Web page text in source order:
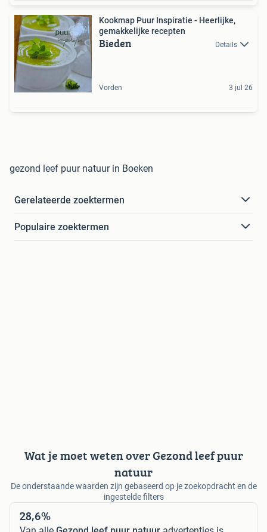
Kookmap Puur Inspiratie - Heerlijke,
gemakkelijke recepten
Bieden Details
Vorden 3 jul 26
gezond leef puur natuur in Boeken
Gerelateerde zoektermen
Populaire zoektermen
Wat je moet weten over Gezond leef puur
natuur
De onderstaande waarden zijn gebaseerd op je zoekopdracht en de
ingestelde filters
28,6%